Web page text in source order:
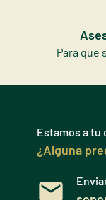
Para que
Estamos a tu
¿Alguna